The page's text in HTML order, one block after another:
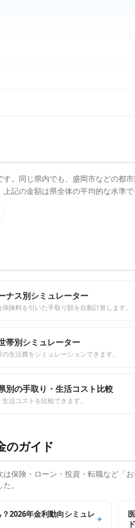
。同じ県内でも、 盛岡市などの都
記の金額は県全体の平均的な水準
ナス別シミュレーター
険料を引いた手取り額を自動計算します。
帯別シミュレーター
生活費をシミュレーションできます。
別の手取り・生活コスト比較
活コストを比較できます。
のガイド
保険・ローン・投資・転職など「
。
2026年金利動向シミュレ